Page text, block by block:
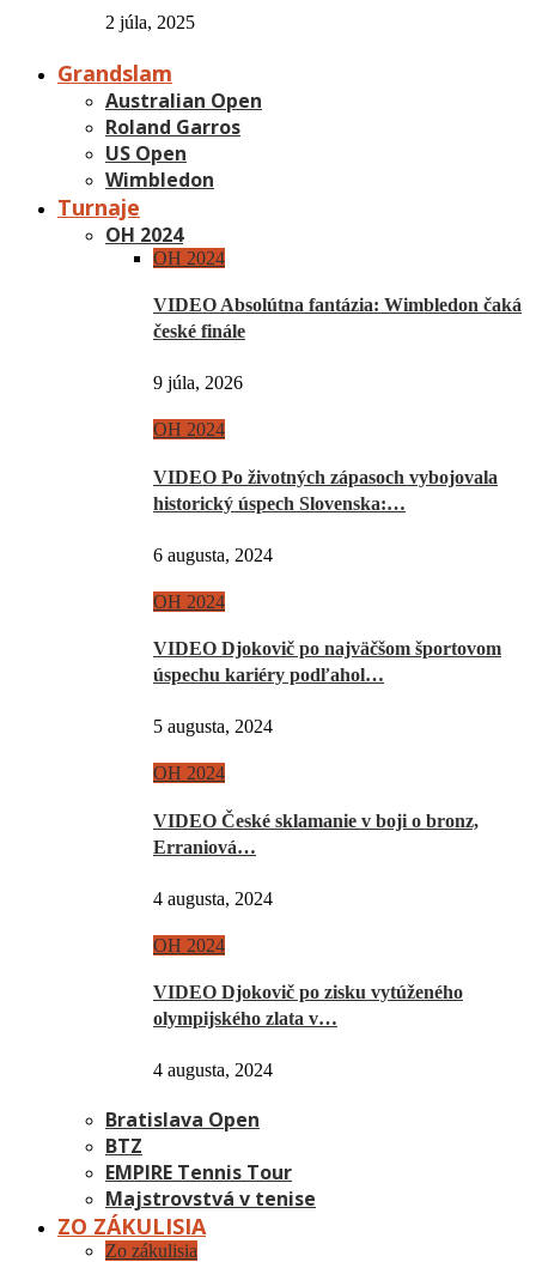
2 júla, 2025
Grandslam
Australian Open
Roland Garros
US Open
Wimbledon
Turnaje
OH 2024
OH 2024
VIDEO Absolútna fantázia: Wimbledon čaká
české finále
9 júla, 2026
OH 2024
VIDEO Po životných zápasoch vybojovala
historický úspech Slovenska:…
6 augusta, 2024
OH 2024
VIDEO Djokovič po najväčšom športovom
úspechu kariéry podľahol…
5 augusta, 2024
OH 2024
VIDEO České sklamanie v boji o bronz,
Erraniová…
4 augusta, 2024
OH 2024
VIDEO Djokovič po zisku vytúženého
olympijského zlata v…
4 augusta, 2024
Bratislava Open
BTZ
EMPIRE Tennis Tour
Majstrovstvá v tenise
ZO ZÁKULISIA
Zo zákulisia